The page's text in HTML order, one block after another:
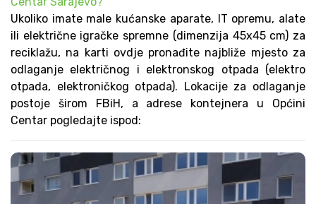
Ukoliko imate male kućanske aparate, IT opremu, alate
ili električne igračke spremne (dimenzija 45x45 cm) za
reciklažu, na karti ovdje pronađite najbliže mjesto za
odlaganje električnog i elektronskog otpada (elektro
otpada, elektroničkog otpada). Lokacije za odlaganje
postoje širom FBiH, a adrese kontejnera u Općini
Centar pogledajte ispod: